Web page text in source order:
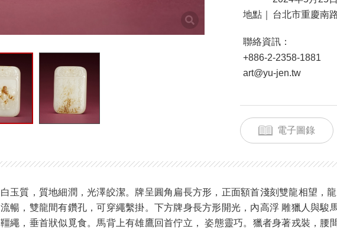
地點｜
台北市重慶南
聯絡資訊：
+886-2-2358-1881
art@yu-jen.tw
電子圖錄
白玉質，質地細潤，光澤皎潔。牌呈圓角扁長方形，正面額首淺刻雙龍相望，
流暢，雙龍間有鑽孔，可穿繩繫掛。下方牌身長方形開光，內高浮 雕獵人與駿
韁繩，垂首狀似覓食。馬背上有雄鷹回首佇立， 姿態靈巧。獵者身著戎裝，腰